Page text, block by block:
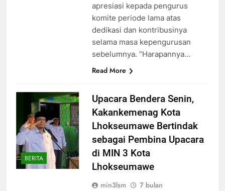
apresiasi kepada pengurus
komite periode lama atas
dedikasi dan kontribusinya
selama masa kepengurusan
sebelumnya. “Harapannya…
Read More
BERITA
Upacara Bendera Senin,
Kakankemenag Kota
Lhokseumawe Bertindak
sebagai Pembina Upacara
di MIN 3 Kota
Lhokseumawe
min3lsm
7 bulan